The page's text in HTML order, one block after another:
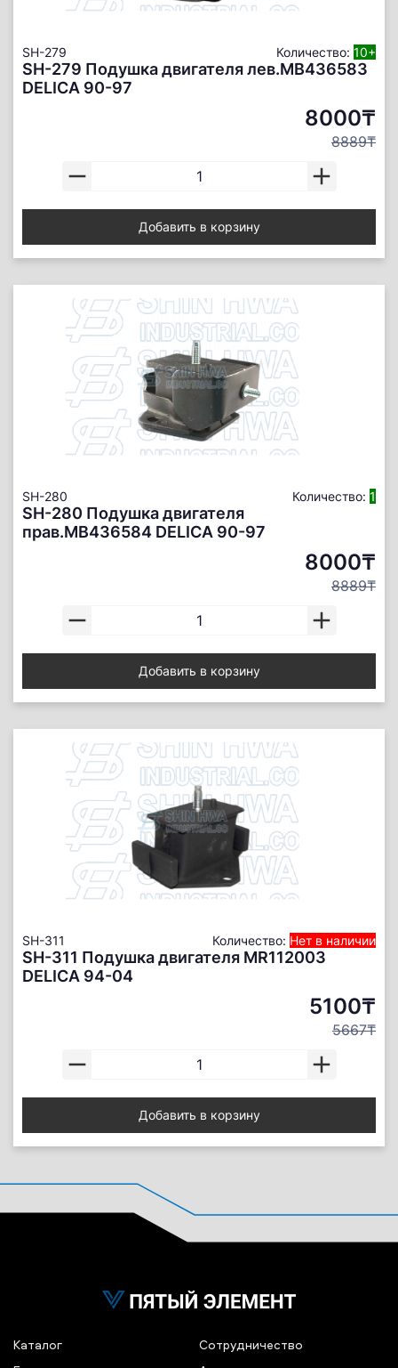
SH-279 Количество: 10+
SH-279 Подушка двигателя лев.MB436583
DELICA 90-97
8000₸
8889₸
Добавить в корзину
SH-280 Количество: 1
SH-280 Подушка двигателя
прав.MB436584 DELICA 90-97
8000₸
8889₸
Добавить в корзину
SH-311 Количество: Нет в наличии
SH-311 Подушка двигателя MR112003
DELICA 94-04
5100₸
5667₸
Добавить в корзину
Каталог
Сотрудничество